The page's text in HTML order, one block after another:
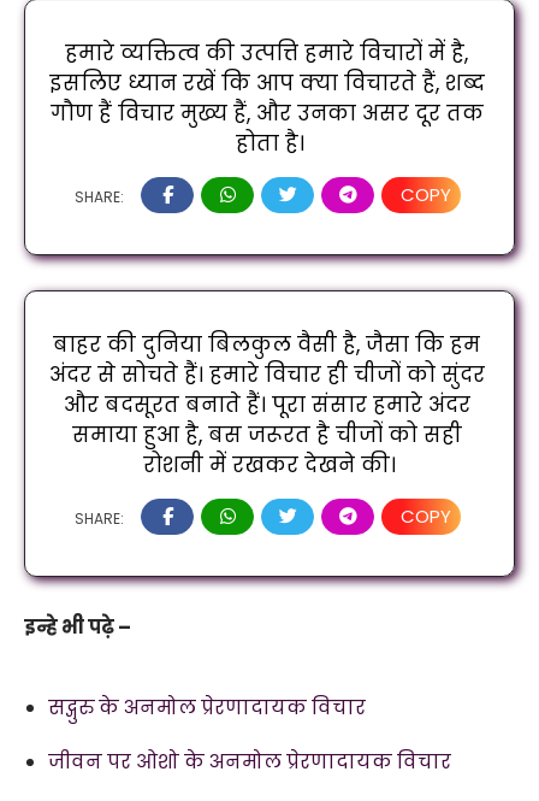
हमारे व्यक्तित्व की उत्पत्ति हमारे विचारों में है,
इसलिए ध्यान रखें कि आप क्या विचारते हैं, शब्द
गौण हैं विचार मुख्य हैं, और उनका असर दूर तक
होता है।
SHARE: COPY
बाहर की दुनिया बिलकुल वैसी है, जैसा कि हम
अंदर से सोचते हैं। हमारे विचार ही चीजों को सुंदर
और बदसूरत बनाते हैं। पूरा संसार हमारे अंदर
समाया हुआ है, बस जरूरत है चीजों को सही
रोशनी में रखकर देखने की।
SHARE: COPY
इन्हे भी पढ़े –
सद्गुरु के अनमोल प्रेरणादायक विचार
जीवन पर ओशो के अनमोल प्रेरणादायक विचार